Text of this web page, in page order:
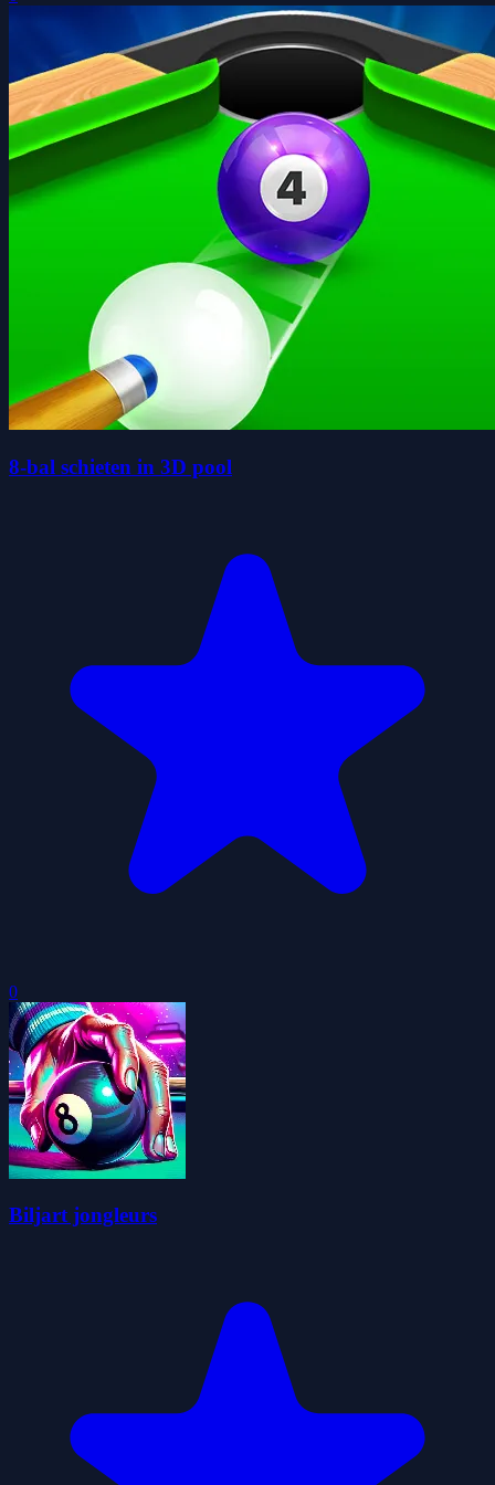
8-bal schieten in 3D pool
0
Biljart jongleurs